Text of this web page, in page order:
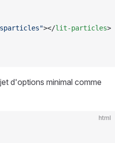
></lit-particles>
d'options minimal comme
html